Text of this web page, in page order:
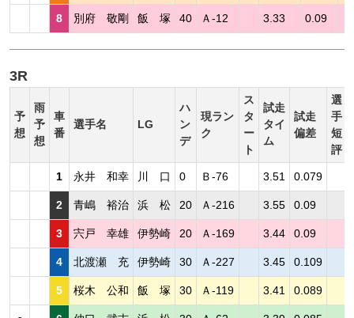
8 別府 敬剛 飯 塚 40 Ａ-12 3.33 0.09
3R
予
想
雨
予
想
車
番
選手名 LG
ハ
ン
デ
現ラン
ク
ス
タ
ー
ト
試走
タイ
ム
試走
偏差
選
手
短
評
1 永井 和幸 川 口 0 Ｂ-76 3.51 0.079
2 青嶋 裕治 浜 松 20 Ａ-216 3.55 0.09
3 宍戸 幸雄 伊勢崎 20 Ａ-169 3.44 0.09
4 北渡瀬 充 伊勢崎 30 Ａ-227 3.45 0.109
5 桜木 公和 飯 塚 30 Ａ-119 3.41 0.089